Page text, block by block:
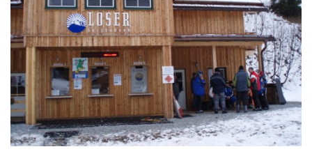
VIDEA
OBČASNÍK
KONTAKT